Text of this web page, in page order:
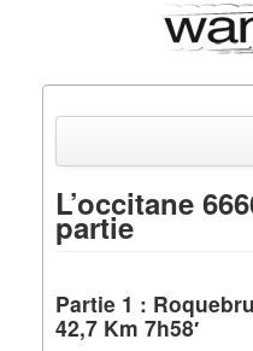
Actualités
Parcours & Courses
L’occitane
partie
Partie 1 :
42,7 Km 7h58′